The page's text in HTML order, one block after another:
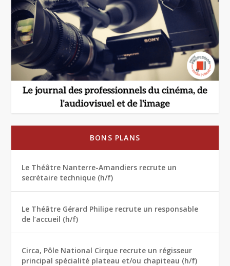
BONS PLANS
Le Théâtre Nanterre-Amandiers recrute un
secrétaire technique (h/f)
Le Théâtre Gérard Philipe recrute un responsable
de l’accueil (h/f)
Circa, Pôle National Cirque recrute un régisseur
principal spécialité plateau et/ou chapiteau (h/f)